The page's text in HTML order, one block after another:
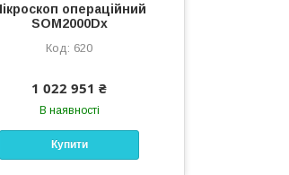
операційний
SOM2000Dx
620
1 022 951 ₴
В наявності
Купити